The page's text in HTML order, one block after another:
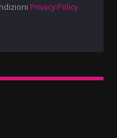
Privacy Policy